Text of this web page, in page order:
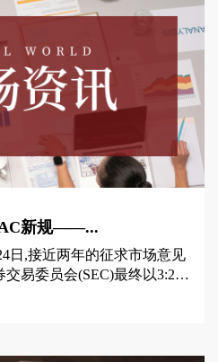
新规——...
日,接近两年的征求市场意见
交易委员会(SEC)最终以3:2的
广泛,涵盖SPAC IPO与业务合